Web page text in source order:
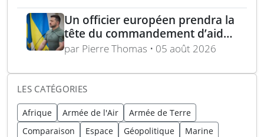
Un officier européen prendra la
tête du commandement d’aide
militaire à l’Ukraine d’ici un an
par Pierre Thomas • 05 août 2026
LES CATÉGORIES
Afrique Armée de l'Air
Armée de Terre
Comparaison
Espace Géopolitique
Marine